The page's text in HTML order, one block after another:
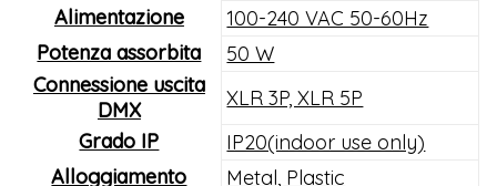
Alimentazione
100-240 VAC 50-60Hz
Potenza assorbita
50 W
Connessione uscita
DMX
XLR 3P, XLR 5P
Grado IP
IP20(indoor use only)
Alloggiamento
Metal, Plastic